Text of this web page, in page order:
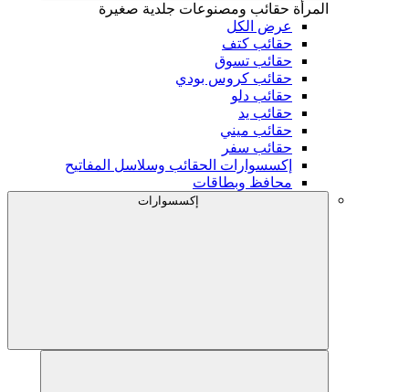
المرأة حقائب ومصنوعات جلدية صغيرة
عرض الكل
حقائب كتف
حقائب تسوق
حقائب كروس بودي
حقائب دلو
حقائب يد
حقائب ميني
حقائب سفر
إكسسوارات الحقائب وسلاسل المفاتيح
محافظ وبطاقات
إكسسوارات